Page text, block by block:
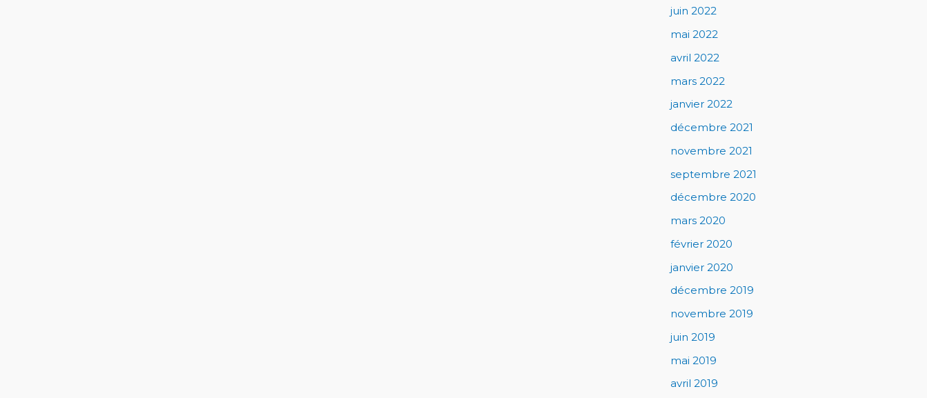
juin 2022
mai 2022
avril 2022
mars 2022
janvier 2022
décembre 2021
novembre 2021
septembre 2021
décembre 2020
mars 2020
février 2020
janvier 2020
décembre 2019
novembre 2019
juin 2019
mai 2019
avril 2019